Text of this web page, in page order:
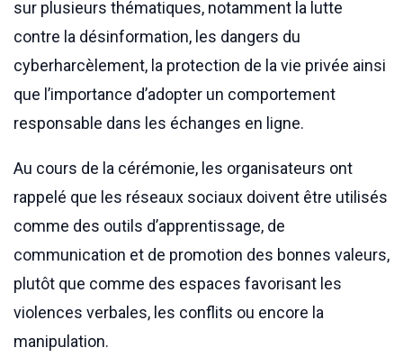
sur plusieurs thématiques, notamment la lutte
contre la désinformation, les dangers du
cyberharcèlement, la protection de la vie privée ainsi
que l’importance d’adopter un comportement
responsable dans les échanges en ligne.
Au cours de la cérémonie, les organisateurs ont
rappelé que les réseaux sociaux doivent être utilisés
comme des outils d’apprentissage, de
communication et de promotion des bonnes valeurs,
plutôt que comme des espaces favorisant les
violences verbales, les conflits ou encore la
manipulation.